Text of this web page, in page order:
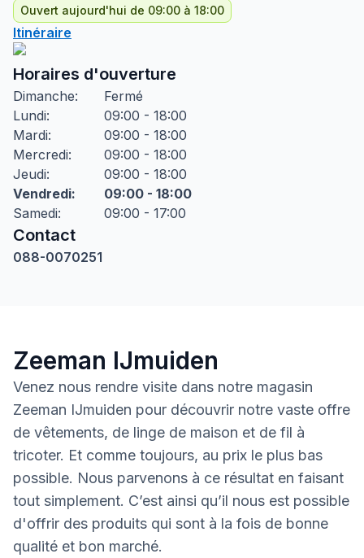
Ouvert aujourd'hui de 09:00 à 18:00
Itinéraire
Horaires d'ouverture
Dimanche:
Fermé
Lundi:
09:00 - 18:00
Mardi:
09:00 - 18:00
Mercredi:
09:00 - 18:00
Jeudi:
09:00 - 18:00
Vendredi:
09:00 - 18:00
Samedi: 09:00 - 17:00
Contact
088-0070251
Zeeman IJmuiden
Venez nous rendre visite dans notre magasin
Zeeman IJmuiden pour découvrir notre vaste offre
de vêtements, de linge de maison et de fil à
tricoter. Et comme toujours, au prix le plus bas
possible. Nous parvenons à ce résultat en faisant
tout simplement. C’est ainsi qu’il nous est possible
d'offrir des produits qui sont à la fois de bonne
qualité et bon marché.